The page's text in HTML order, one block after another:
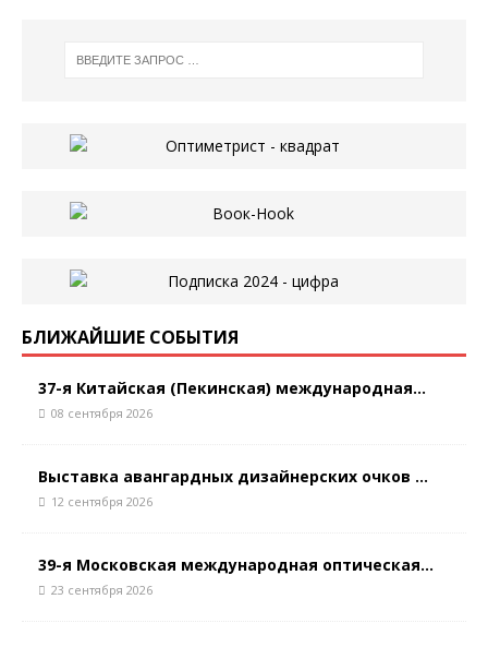
БЛИЖАЙШИЕ СОБЫТИЯ
37-я Китайская (Пекинская) международная...
08 сентября 2026
Выставка авангардных дизайнерских очков ...
12 сентября 2026
39-я Московская международная оптическая...
23 сентября 2026